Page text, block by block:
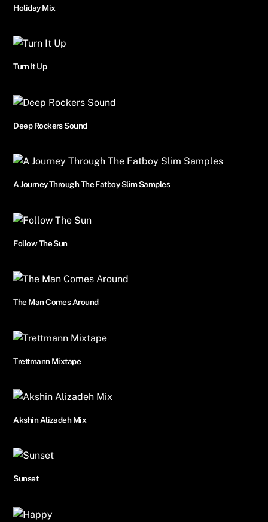
Holiday Mix
Turn It Up
Deep Rockers Sound
A Journey Through The Fatboy Slim Samples
Follow The Sun
The Man Comes Around
Trettmann Mixtape
Akshin Alizadeh Mix
Sunset